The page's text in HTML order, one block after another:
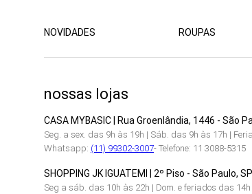
NOVIDADES ROUPAS
nossas lojas
CASA MYBASIC | Rua Groenlândia, 1446 - São
Seg. a sex. das 9h às 19h | Sáb. das 9h às 17h |
Whatsapp: (11) 99302-3007- Telefone: 11 3088-5315
SHOPPING JK IGUATEMI | 2º Piso - São Paulo, SP
Seg a sáb. das 10h às 22h | Dom. e feriados das